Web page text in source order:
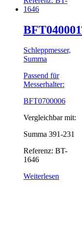
Schleppmesser,
Summa
Passend für
Messerhalter:
BFT0700006
Vergleichbar mit:
Summa 391-231
Referenz: BT-
1646
Weiterlesen